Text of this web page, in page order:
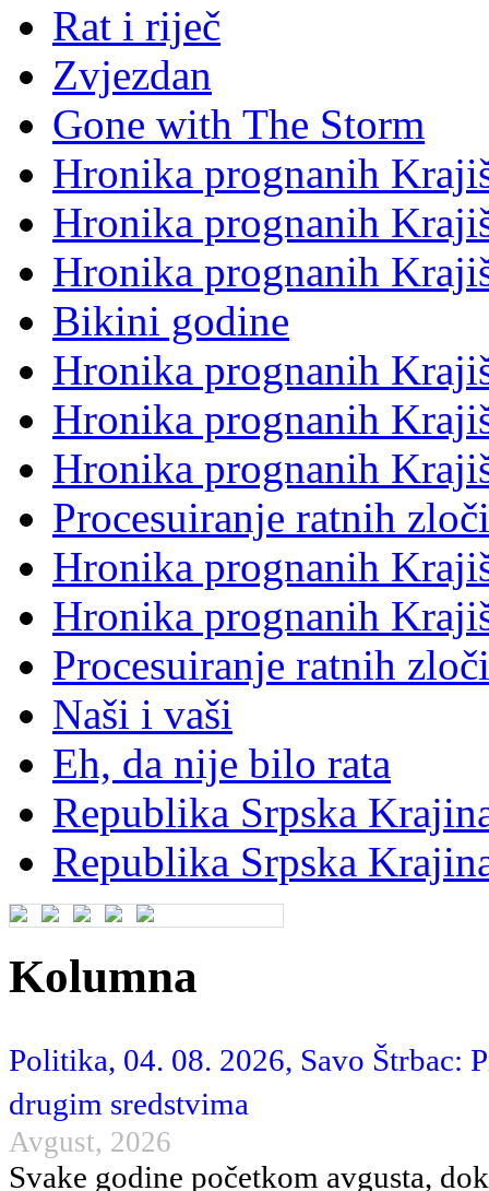
Rat i riječ
Zvjezdan
Gone with The Storm
Hronika prognanih
Hronika prognanih
Hronika prognanih
Bikini godine
Hronika prognanih
Hronika prognanih
Hronika prognanih
Procesuiranje ratnih
Hronika prognanih
Hronika prognanih
Procesuiranje ratnih
Naši i vaši
Eh, da nije bilo rata
Republika Srpska
Republika Srpska
Kolumna
Politika, 04. 08. 2026, Savo Štrbac:
drugim sredstvima
Avgust, 2026
Svake godine početkom avgusta,